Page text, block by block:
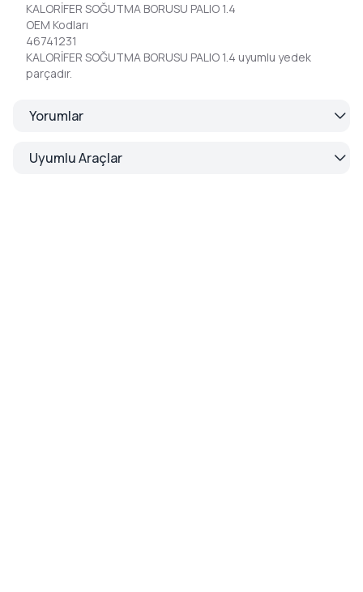
KALORİFER SOĞUTMA BORUSU PALIO 1.4
OEM Kodları
46741231
KALORİFER SOĞUTMA BORUSU PALIO 1.4 uyumlu yedek
parçadır.
Yorumlar
Uyumlu Araçlar